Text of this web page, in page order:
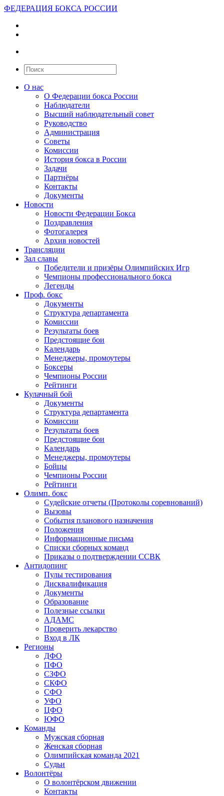
ФЕДЕРАЦИЯ БОКСА РОССИИ
О нас
О Федерации бокса России
Наблюдатели
Высший наблюдательный совет
Руководство
Администрация
Советы
Комиссии
История бокса в России
Задачи
Партнёры
Контакты
Документы
Новости
Новости Федерации Бокса
Поздравления
Фотогалерея
Архив новостей
Трансляции
Зал славы
Победители и призёры Олимпийских Игр
Чемпионы профессионального бокса
Легенды
Проф. бокс
Документы
Структура департамента
Комиссии
Результаты боев
Предстоящие бои
Календарь
Менеджеры, промоутеры
Боксеры
Чемпионы России
Рейтинги
Кулачный бой
Документы
Структура департамента
Комиссии
Результаты боев
Предстоящие бои
Календарь
Менеджеры, промоутеры
Бойцы
Чемпионы России
Рейтинги
Олимп. бокс
Судейские отчеты (Протоколы соревнований)
Вызовы
События планового назначения
Положения
Информационные письма
Списки сборных команд
Приказы о подтверждении ССВК
Антидопинг
Пулы тестирования
Дисквалификация
Документы
Образование
Полезные ссылки
АДАМС
Проверить лекарство
Вход в ЛК
Регионы
ДФО
ПФО
СЗФО
СКФО
СФО
УФО
ЦФО
ЮФО
Команды
Мужская сборная
Женская сборная
Олимпийская команда 2021
Судьи
Волонтёры
О волонтёрском движении
Контакты